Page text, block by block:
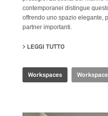
contemporanei distingue
offrendo uno spazio elegante,
partner importanti.
LEGGI TUTTO
Workspaces